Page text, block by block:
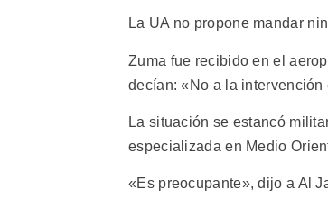
La UA no propone mandar
Zuma fue recibido en el
decían: «No a la intervención
La situación se estancó
especializada en Medio
«Es preocupante», dijo a Al